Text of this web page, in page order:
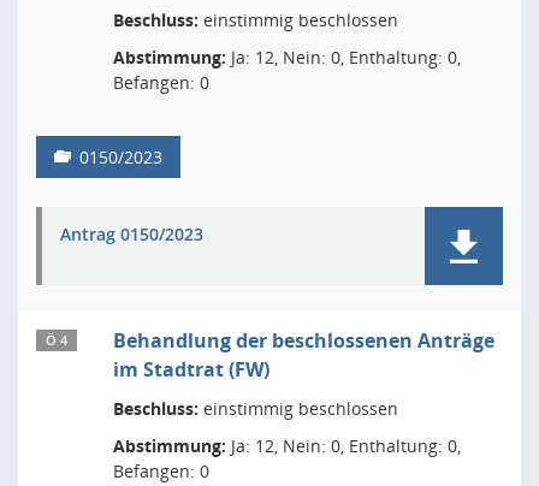
Beschluss: einstimmig beschlossen
Abstimmung: Ja: 12, Nein: 0, Enthaltung: 0,
Befangen: 0
0150/2023
Antrag 0150/2023
Ö 4
Behandlung der beschlossenen Anträge
im Stadtrat (FW)
Beschluss: einstimmig beschlossen
Abstimmung: Ja: 12, Nein: 0, Enthaltung: 0,
Befangen: 0